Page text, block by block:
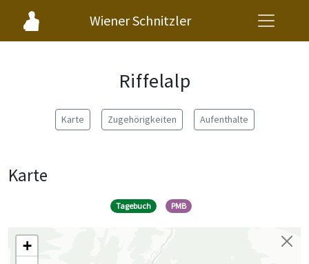
Wiener Schnitzler
Riffelalp
Karte Zugehörigkeiten Aufenthalte
Karte
Tagebuch PMB
+